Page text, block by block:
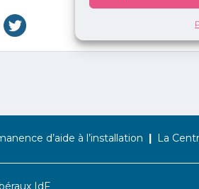
d’aide à l’installation La
IdF